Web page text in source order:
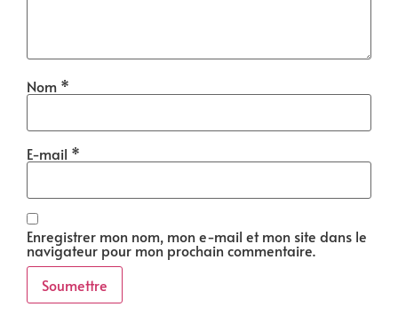
Nom *
E-mail *
Enregistrer mon nom, mon e-mail et mon site dans le
navigateur pour mon prochain commentaire.